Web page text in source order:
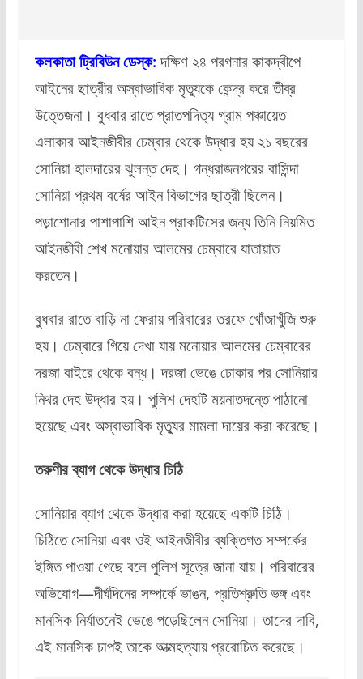
কলকাতা ট্রিবিউন ডেস্ক: দক্ষিণ ২৪ পরগনার কাকদ্বীপে
আইনের ছাত্রীর অস্বাভাবিক মৃত্যুকে কেন্দ্র করে তীব্র
উত্তেজনা। বুধবার রাতে প্রাতপদিত্য গ্রাম পঞ্চায়েত
এলাকার আইনজীবীর চেম্বার থেকে উদ্ধার হয় ২১ বছরের
সোনিয়া হালদারের ঝুলন্ত দেহ। গন্ধরাজনগরের বাসিন্দা
সোনিয়া প্রথম বর্ষের আইন বিভাগের ছাত্রী ছিলেন।
পড়াশোনার পাশাপাশি আইন প্রাকটিসের জন্য তিনি নিয়মিত
আইনজীবী শেখ মনোয়ার আলমের চেম্বারে যাতায়াত
করতেন।
বুধবার রাতে বাড়ি না ফেরায় পরিবারের তরফে খোঁজাখুঁজি শুরু
হয়। চেম্বারে গিয়ে দেখা যায় মনোয়ার আলমের চেম্বারের
দরজা বাইরে থেকে বন্ধ। দরজা ভেঙে ঢোকার পর সোনিয়ার
নিথর দেহ উদ্ধার হয়। পুলিশ দেহটি ময়নাতদন্তে পাঠানো
হয়েছে এবং অস্বাভাবিক মৃত্যুর মামলা দায়ের করা করেছে।
তরুণীর ব্যাগ থেকে উদ্ধার চিঠি
সোনিয়ার ব্যাগ থেকে উদ্ধার করা হয়েছে একটি চিঠি।
চিঠিতে সোনিয়া এবং ওই আইনজীবীর ব্যক্তিগত সম্পর্কের
ইঙ্গিত পাওয়া গেছে বলে পুলিশ সূত্রে জানা যায়। পরিবারের
অভিযোগ—দীর্ঘদিনের সম্পর্কে ভাঙন, প্রতিশ্রুতি ভঙ্গ এবং
মানসিক নির্যাতনেই ভেঙে পড়েছিলেন সোনিয়া। তাদের দাবি,
এই মানসিক চাপই তাকে আত্মহত্যায় প্ররোচিত করেছে।